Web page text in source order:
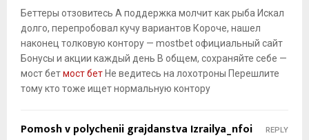
Беттеры отзовитесь А поддержка молчит как рыба Искал
долго, перепробовал кучу вариантов Короче, нашел
наконец толковую контору — mostbet официальный сайт
Бонусы и акции каждый день В общем, сохраняйте себе —
мост бетмост бет Не ведитесь на лохотроны Перешлите
тому кто тоже ищет нормальную контору
Pomosh v polychenii grajdanstva Izrailya_nfoi REPLY